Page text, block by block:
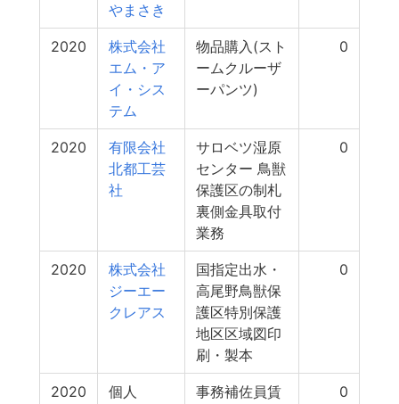
やまさき
2020
株式会社
エム・ア
イ・シス
テム
物品購入(スト
ームクルーザ
ーパンツ)
0
2020
有限会社
北都工芸
社
サロベツ湿原
センター 鳥獣
保護区の制札
裏側金具取付
業務
0
2020
株式会社
ジーエー
クレアス
国指定出水・
高尾野鳥獣保
護区特別保護
地区区域図印
刷・製本
0
2020 個人
事務補佐員賃
0